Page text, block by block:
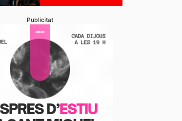
Publicitat